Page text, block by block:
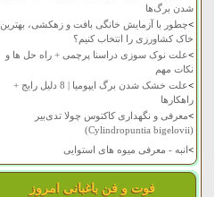
شدن برگ‌ها
>چطور با آزمایش خانگی بافت و زهکشی، بهترین
خاک کشاورزی را انتخاب کنیم؟
>علت نوک سوزی دراسنا پرچمی + راه حل ها و
نکات مهم
>
علت خشک شدن برگ ایپومیا | 8 دلیل رایج +
راهکارها
>معرفی و نگهداری کاکتوس چولا تدی‌بیر
(Cylindropuntia bigelovii)
>انبه - معرفی میوه های استوایی
فوت و فن باغبانی امروز